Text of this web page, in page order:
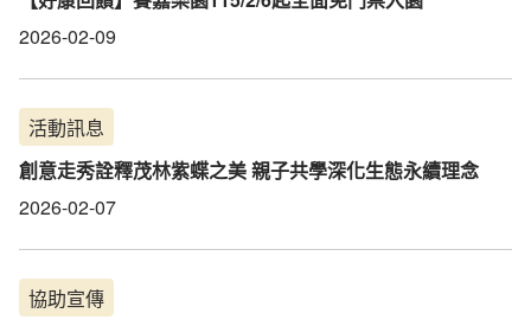
2026-02-09
活動訊息
創意走秀詮釋茂林紫蝶之美 親子共學深化生態永續理念
2026-02-07
協助宣傳